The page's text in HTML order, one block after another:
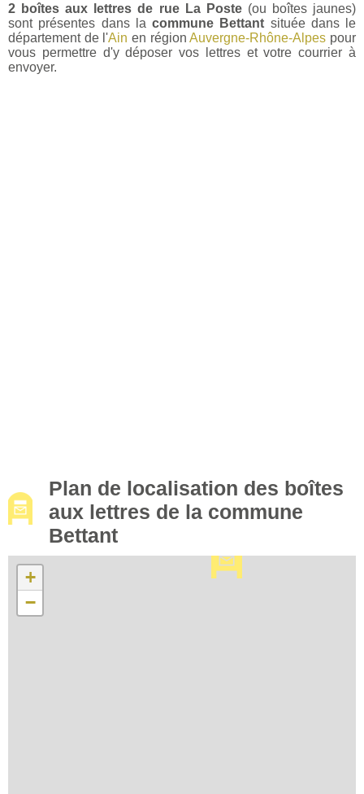
2 boîtes aux lettres de rue La Poste(ou boîtes jaunes)
sont présentes dans la commune Bettant située dans le
département de l'Ain en régionAuvergne-Rhône-Alpes pour
vous permettre d'y déposer vos lettres et votre courrier à
envoyer.
Plan de localisation des boîtes
aux lettres de la commune
Bettant
+
−